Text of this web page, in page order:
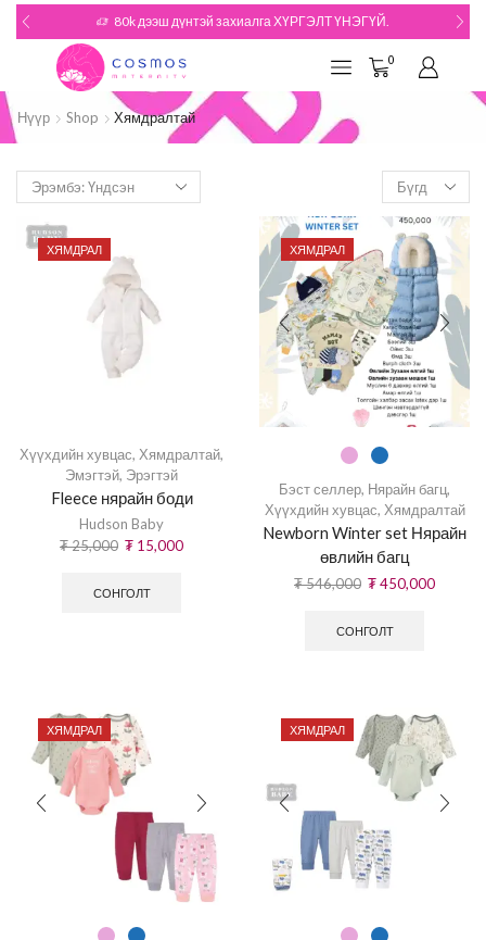
80k дээш дүнтэй захиалга ХҮРГЭЛТ ҮНЭГҮЙ.
0
Нүүр Shop Хямдралтай
ХЯМДРАЛ
Хүүхдийн хувцас, Хямдралтай,
Эмэгтэй, Эрэгтэй
Fleece нярайн боди
Hudson Baby
₮25,000 ₮ 15,000
СОНГОЛТ
ХЯМДРАЛ
Бэст селлер, Нярайн багц,
Хүүхдийн хувцас, Хямдралтай
Newborn Winter set Нярайн
өвлийн багц
₮546,000 ₮450,000
СОНГОЛТ
ХЯМДРАЛ ХЯМДРАЛ